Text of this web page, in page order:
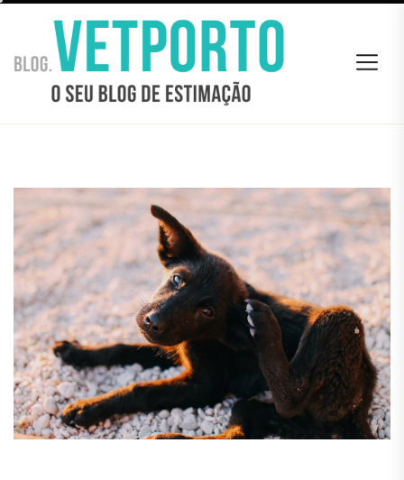
the
BLOG
VETPORTO
BLOG VETPORTO